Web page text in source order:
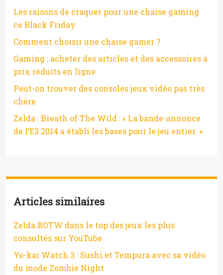
Les raisons de craquer pour une chaise gaming
ce Black Friday
Comment choisir une chaise gamer ?
Gaming : acheter des articles et des accessoires à
prix réduits en ligne
Peut-on trouver des consoles jeux vidéo pas très
chère
Zelda : Breath of The Wild : « La bande-annonce
de l’E3 2014 a établi les bases pour le jeu entier. »
Articles similaires
Zelda BOTW dans le top des jeux les plus
consultés sur YouTube
Yo-kai Watch 3 : Sushi et Tempura avec sa vidéo
du mode Zombie Night